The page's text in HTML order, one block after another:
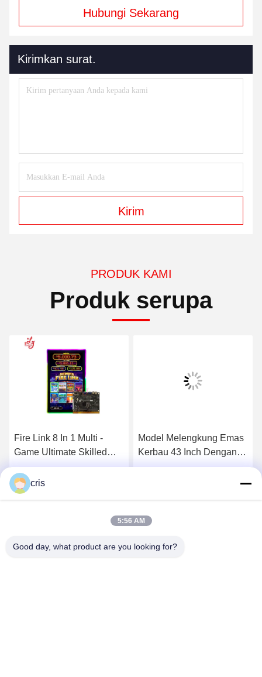
Hubungi Sekarang
Kirimkan surat.
Kirim
PRODUK KAMI
Produk serupa
Fire Link 8 In 1 Multi -
Game Ultimate Skilled
Papan Permainan PCB
Papan Permainan Skilled
Kasino
Dapatkan Harga Terbaik
Model Melengkung Emas
Kerbau 43 Inch Dengan
Permainan Judi Skilled
Dapatkan Harga Terbaik
cris
5:56 AM
Good day, what product are you looking for?